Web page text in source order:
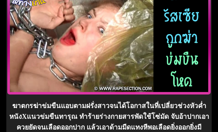
ฆาตกรฆ่าข่มขืนแอบตามฝรั่งสาวจนได้โอกาสในที่เปลี่ยวช่วงหัวค่ำ
หนังXแนวข่มขืนทารุณ ทำร้ายร่างกายสารพัดใช้โซ่มัด จับอ้าปากเอา
ควยยัดจนเลือดออกปาก แล้วเอาด้ามมีดแทงหีพอเลือดยิ่งออกยิ่งมี